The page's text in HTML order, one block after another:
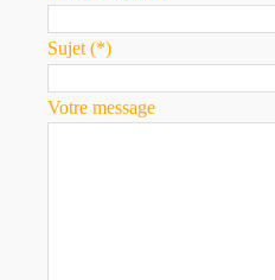
Sujet (*)
Votre message